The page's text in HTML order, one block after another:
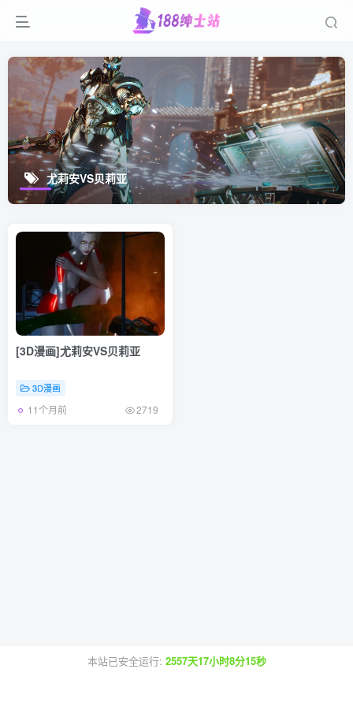
尤莉安VS贝莉亚
[3D漫画]尤莉安VS贝莉亚
3D漫画
11个月前 2719
本站已安全运行: 2557天17小时8分15秒